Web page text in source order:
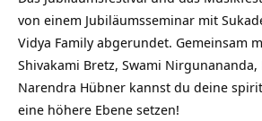
von einem Jubiläumsseminar mit
Vidya Family abgerundet. Gemeinsam
Shivakami Bretz, Swami Nirgunananda,
Narendra Hübner kannst du deine
eine höhere Ebene setzen!